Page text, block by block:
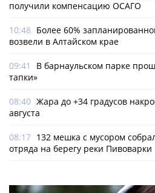
получили компенсацию ОСАГО
10:48 Более 60%
возвели в Алтайском крае
09:41
В барнаульском парке
тапки»
08:40 Жара до +34 градусов
августа
08:17 132 мешка с мусором
отряда на берегу реки Пивоварки